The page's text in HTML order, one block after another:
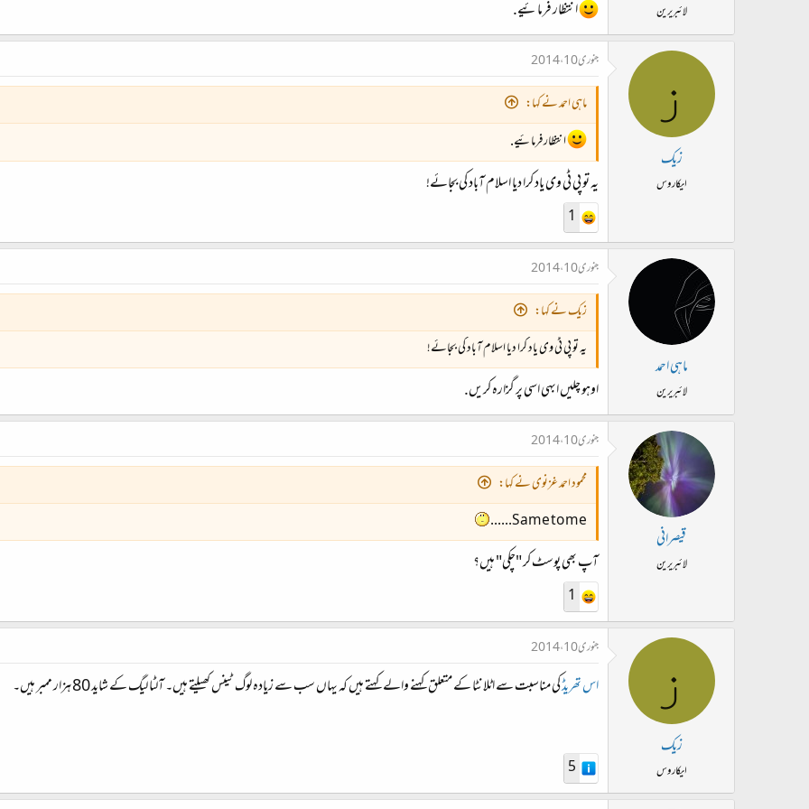
لائبریرین انتظار فرمائیے.
ز
زیک
ایکاروس
جنوری 10، 2014
ماہی احمد نے کہا:
انتظار فرمائیے.
یہ تو پی ٹی وی یاد کرا دیا اسلام آباد کی بجائے!
1
ماہی احمد
لائبریرین
جنوری 10، 2014
زیک نے کہا:
یہ تو پی ٹی وی یاد کرا دیا اسلام آباد کی بجائے!
اوہو چلیں ابهی اسی پر گزارہ کریں.
قیصرانی
لائبریرین
جنوری 10، 2014
محمود احمد غزنوی نے کہا:
Same to me......
آپ بھی پوسٹ کر "چکی" ہیں؟
1
ز
زیک
ایکاروس
جنوری 10، 2014
اس تھریڈکی مناسبت سے اٹلانٹا کے متعلق کہنے والے کہتے ہیں کہ یہاں سب سے زیادہ لوگ ٹینس کھیلتے ہیں۔ آلٹا لیگ کے شاید 80 ہزار ممبر ہیں۔
5